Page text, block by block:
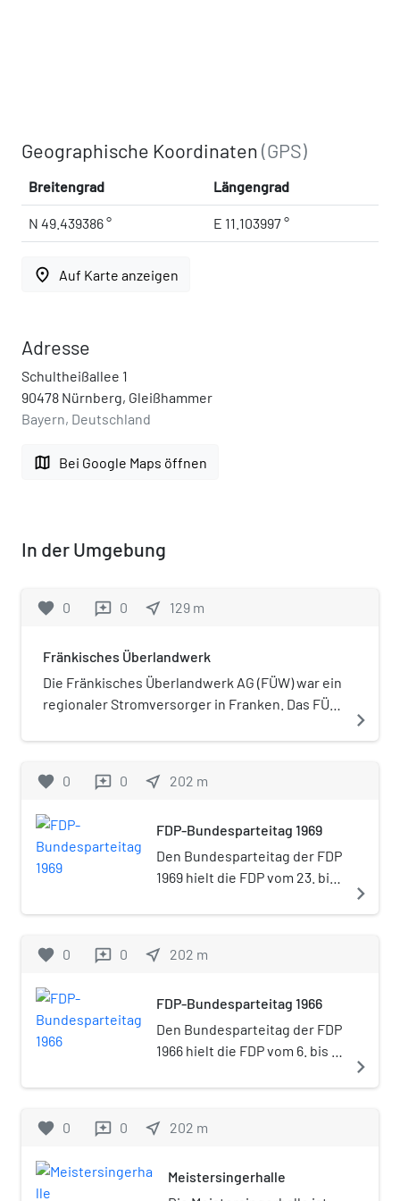
Geographische Koordinaten(GPS)
Breitengrad Längengrad
N 49.439386 ° E 11.103997 °
place Auf Karte anzeigen
Adresse
Schultheißallee 1
90478 Nürnberg, Gleißhammer
Bayern, Deutschland
map Bei Google Maps öffnen
In der Umgebung
favorite 0 reviews 0 near_me 129 m
Fränkisches Überlandwerk
Die Fränkisches Überlandwerk AG (FÜW) war ein
regionaler Stromversorger in Franken. Das FÜW
welches seinen Strom von der Großkraftwerk
navigate_next
favorite 0 reviews 0 near_me 202 m
FDP-Bundesparteitag 1969
Den Bundesparteitag der FDP
1969 hielt die FDP vom 23. bis
Es handelte sich um den 20.
Bundesparteitag der FDP in
Deutschland. Der Parteitag
fand in der
Meistersingerhalle statt.
navigate_next
favorite 0 reviews 0 near_me 202 m
FDP-Bundesparteitag 1966
Den Bundesparteitag der FDP
1966 hielt die FDP vom 6. bis 7.
handelte sich um den 17.
Bundesparteitag der FDP in
Deutschland.
navigate_next
favorite 0 reviews 0 near_me 202 m
Meistersingerhalle